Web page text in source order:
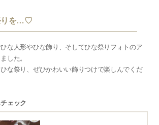
りを…♡
な人形やひな飾り、そしてひな祭りフォトのア
した。
な祭り、ぜひかわいい飾りつけで楽しんでくだ
ェック